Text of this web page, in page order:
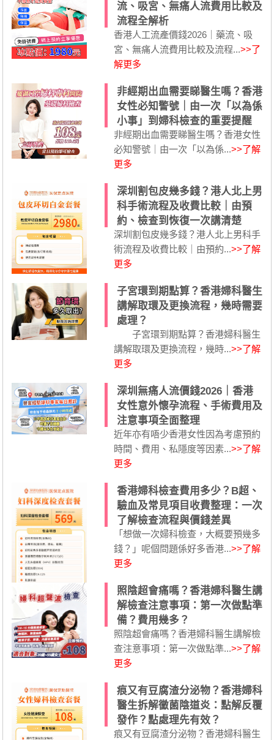
流、吸宮、無痛人流費用比較及
流程全解析
香港人工流產價錢2026｜藥流、吸
宮、無痛人流費用比較及流程...>>了
解更多
非經期出血需要睇醫生嗎？香港
女性必知警號｜由一次「以為係
小事」到婦科檢查的重要提醒
非經期出血需要睇醫生嗎？香港女性
必知警號｜由一次「以為係...>>了解
更多
深圳割包皮幾多錢？港人北上男
科手術流程及收費比較｜由預
約、檢查到恢復一次講清楚
深圳割包皮幾多錢？港人北上男科手
術流程及收費比較｜由預約...>>了解
更多
子宮環到期點算？香港婦科醫生
講解取環及更換流程，幾時需要
處理？
子宮環到期點算？香港婦科醫生
講解取環及更換流程，幾時...>>了解
更多
深圳無痛人流價錢2026｜香港
女性意外懷孕流程、手術費用及
注意事項全面整理
近年亦有唔少香港女性因為考慮預約
時間、費用、私隱度等因素...>>了解
更多
香港婦科檢查費用多少？B超、
驗血及常見項目收費整理：一次
了解檢查流程與價錢差異
「想做一次婦科檢查，大概要預幾多
錢？」呢個問題係好多香港...>>了解
更多
照陰超會痛嗎？香港婦科醫生講
解檢查注意事項：第一次做點準
備？費用幾多？
照陰超會痛嗎？香港婦科醫生講解檢
查注意事項：第一次做點準...>>了解
更多
痕又有豆腐渣分泌物？香港婦科
醫生拆解黴菌陰道炎：點解反覆
發作？點處理先有效？
痕又有豆腐渣分泌物？香港婦科醫生